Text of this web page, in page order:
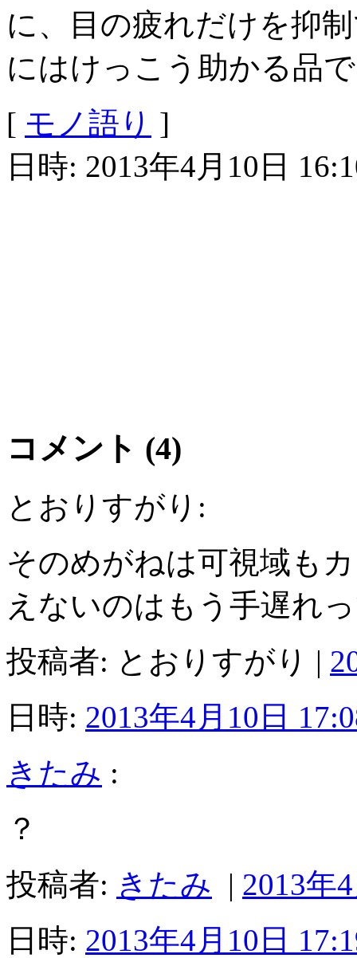
に、目の疲れだけを抑
にはけっこう助かる品
[ モノ語り ]
日時: 2013年4月10日
コメント (4)
とおりすがり:
そのめがねは可視域も
えないのはもう手遅れ
投稿者: とおりすがり |
日時: 2013年4月10日
きたみ :
？
投稿者: きたみ | 2013年
日時: 2013年4月10日